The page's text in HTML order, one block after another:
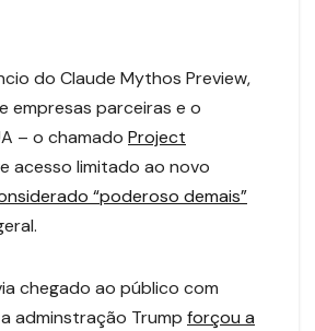
do Claude Mythos Preview,
empresas parceiras e o
– o chamado Project
acesso limitado ao novo
“poderoso demais”
chegado ao público com
adminstração Trump forçou a